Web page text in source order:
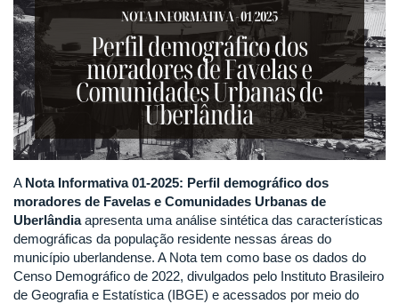
A Nota Informativa 01-2025: Perfil demográfico dos
moradores de Favelas e Comunidades Urbanas de
Uberlândiaapresenta uma análise sintética das características
demográficas da população residente nessas áreas do
município uberlandense. A Nota tem como base os dados do
Censo Demográfico de 2022, divulgados pelo Instituto Brasileiro
de Geografia e Estatística (IBGE) e acessados por meio do